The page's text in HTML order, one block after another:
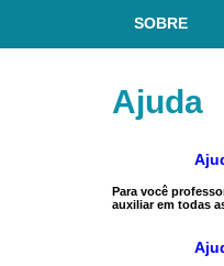
SOBRE
Ajuda
Para você
auxiliar em todas